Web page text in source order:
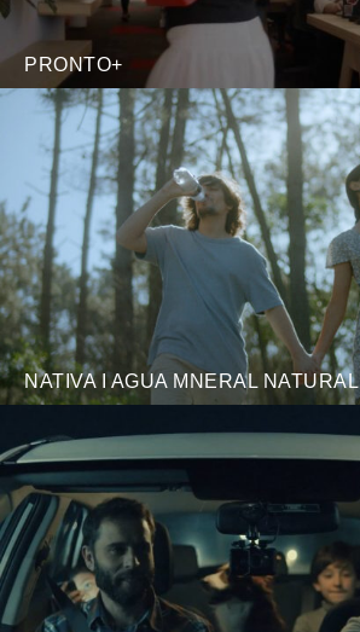
PRONTO+
NATIVA I AGUA MNERAL NATURAL